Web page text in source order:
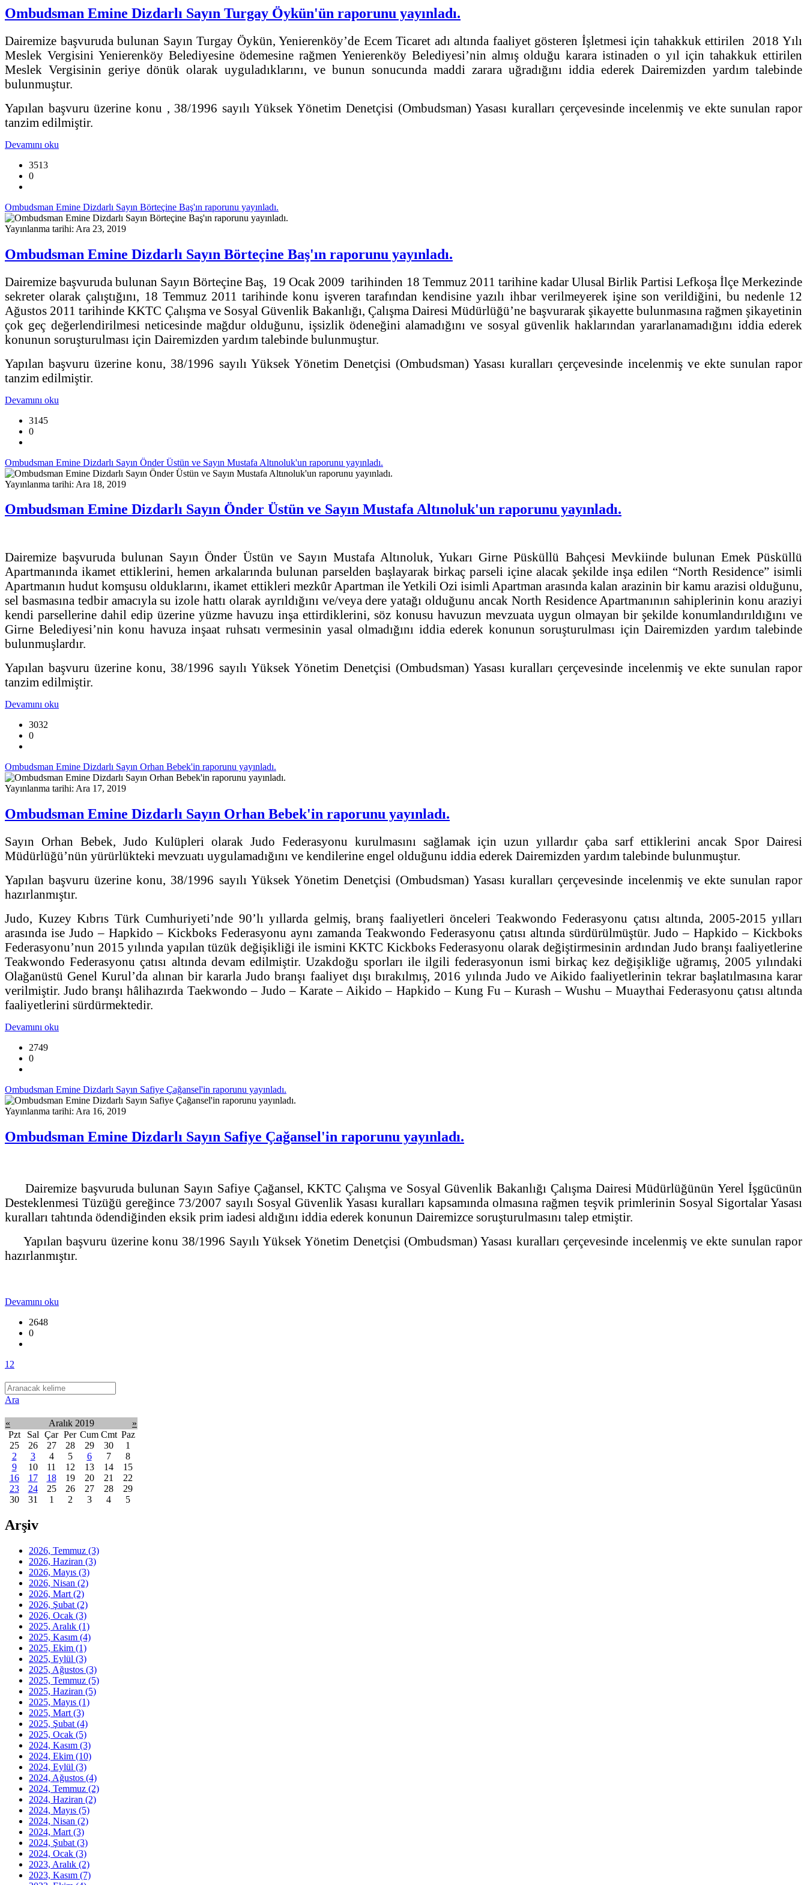
Ombudsman Emine Dizdarlı Sayın Turgay Öykün'ün raporunu yayınladı.
Dairemize başvuruda bulunan Sayın Turgay Öykün, Yenierenköy’de Ecem Ticaret adı altında faaliyet gösteren İşletmesi için tahakkuk ettirilen 2018 Yılı
Meslek Vergisini Yenierenköy Belediyesine ödemesine rağmen Yenierenköy Belediyesi’nin almış olduğu karara istinaden o yıl için tahakkuk ettirilen
Meslek Vergisinin geriye dönük olarak uyguladıklarını, ve bunun sonucunda maddi zarara uğradığını iddia ederek Dairemizden yardım talebinde
bulunmuştur.
Yapılan başvuru üzerine konu , 38/1996 sayılı Yüksek Yönetim Denetçisi (Ombudsman) Yasası kuralları çerçevesinde incelenmiş ve ekte sunulan rapor
tanzim edilmiştir.
Devamını oku
3513
0
Ombudsman Emine Dizdarlı Sayın Börteçine Baş'ın raporunu yayınladı.
Yayınlanma tarihi: Ara 23, 2019
Ombudsman Emine Dizdarlı Sayın Börteçine Baş'ın raporunu yayınladı.
Dairemize başvuruda bulunan Sayın Börteçine Baş, 19 Ocak 2009 tarihinden 18 Temmuz 2011 tarihine kadar Ulusal Birlik Partisi Lefkoşa İlçe Merkezinde
sekreter olarak çalıştığını, 18 Temmuz 2011 tarihinde konu işveren tarafından kendisine yazılı ihbar verilmeyerek işine son verildiğini, bu nedenle 12
Ağustos 2011 tarihinde KKTC Çalışma ve Sosyal Güvenlik Bakanlığı, Çalışma Dairesi Müdürlüğü’ne başvurarak şikayette bulunmasına rağmen şikayetinin
çok geç değerlendirilmesi neticesinde mağdur olduğunu, işsizlik ödeneğini alamadığını ve sosyal güvenlik haklarından yararlanamadığını iddia ederek
konunun soruşturulması için Dairemizden yardım talebinde bulunmuştur.
Yapılan başvuru üzerine konu, 38/1996 sayılı Yüksek Yönetim Denetçisi (Ombudsman) Yasası kuralları çerçevesinde incelenmiş ve ekte sunulan rapor
tanzim edilmiştir.
Devamını oku
3145
0
Ombudsman Emine Dizdarlı Sayın Önder Üstün ve Sayın Mustafa Altınoluk'un raporunu yayınladı.
Yayınlanma tarihi: Ara 18, 2019
Ombudsman Emine Dizdarlı Sayın Önder Üstün ve Sayın Mustafa Altınoluk'un raporunu yayınladı.
Dairemize başvuruda bulunan Sayın Önder Üstün ve Sayın Mustafa Altınoluk, Yukarı Girne Püsküllü Bahçesi Mevkiinde bulunan Emek Püsküllü
Apartmanında ikamet ettiklerini, hemen arkalarında bulunan parselden başlayarak birkaç parseli içine alacak şekilde inşa edilen “North Residence” isimli
Apartmanın hudut komşusu olduklarını, ikamet ettikleri mezkûr Apartman ile Yetkili Ozi isimli Apartman arasında kalan arazinin bir kamu arazisi olduğunu,
sel basmasına tedbir amacıyla su izole hattı olarak ayrıldığını ve/veya dere yatağı olduğunu ancak North Residence Apartmanının sahiplerinin konu araziyi
kendi parsellerine dahil edip üzerine yüzme havuzu inşa ettirdiklerini, söz konusu havuzun mevzuata uygun olmayan bir şekilde konumlandırıldığını ve
Girne Belediyesi’nin konu havuza inşaat ruhsatı vermesinin yasal olmadığını iddia ederek konunun soruşturulması için Dairemizden yardım talebinde
bulunmuşlardır.
Yapılan başvuru üzerine konu, 38/1996 sayılı Yüksek Yönetim Denetçisi (Ombudsman) Yasası kuralları çerçevesinde incelenmiş ve ekte sunulan rapor
tanzim edilmiştir.
Devamını oku
3032
0
Ombudsman Emine Dizdarlı Sayın Orhan Bebek'in raporunu yayınladı.
Yayınlanma tarihi: Ara 17, 2019
Ombudsman Emine Dizdarlı Sayın Orhan Bebek'in raporunu yayınladı.
Sayın Orhan Bebek, Judo Kulüpleri olarak Judo Federasyonu kurulmasını sağlamak için uzun yıllardır çaba sarf ettiklerini ancak Spor Dairesi
Müdürlüğü’nün yürürlükteki mevzuatı uygulamadığını ve kendilerine engel olduğunu iddia ederek Dairemizden yardım talebinde bulunmuştur.
Yapılan başvuru üzerine konu, 38/1996 sayılı Yüksek Yönetim Denetçisi (Ombudsman) Yasası kuralları çerçevesinde incelenmiş ve ekte sunulan rapor
hazırlanmıştır.
Judo, Kuzey Kıbrıs Türk Cumhuriyeti’nde 90’lı yıllarda gelmiş, branş faaliyetleri önceleri Teakwondo Federasyonu çatısı altında, 2005-2015 yılları
arasında ise Judo – Hapkido – Kickboks Federasyonu aynı zamanda Teakwondo Federasyonu çatısı altında sürdürülmüştür. Judo – Hapkido – Kickboks
Federasyonu’nun 2015 yılında yapılan tüzük değişikliği ile ismini KKTC Kickboks Federasyonu olarak değiştirmesinin ardından Judo branşı faaliyetlerine
Teakwondo Federasyonu çatısı altında devam edilmiştir. Uzakdoğu sporları ile ilgili federasyonun ismi birkaç kez değişikliğe uğramış, 2005 yılındaki
Olağanüstü Genel Kurul’da alınan bir kararla Judo branşı faaliyet dışı bırakılmış, 2016 yılında Judo ve Aikido faaliyetlerinin tekrar başlatılmasına karar
verilmiştir. Judo branşı hâlihazırda Taekwondo – Judo – Karate – Aikido – Hapkido – Kung Fu – Kurash – Wushu – Muaythai Federasyonu çatısı altında
faaliyetlerini sürdürmektedir.
Devamını oku
2749
0
Ombudsman Emine Dizdarlı Sayın Safiye Çağansel'in raporunu yayınladı.
Yayınlanma tarihi: Ara 16, 2019
Ombudsman Emine Dizdarlı Sayın Safiye Çağansel'in raporunu yayınladı.
Dairemize başvuruda bulunan Sayın Safiye Çağansel, KKTC Çalışma ve Sosyal Güvenlik Bakanlığı Çalışma Dairesi Müdürlüğünün Yerel İşgücünün
Desteklenmesi Tüzüğü gereğince 73/2007 sayılı Sosyal Güvenlik Yasası kuralları kapsamında olmasına rağmen teşvik primlerinin Sosyal Sigortalar Yasası
kuralları tahtında ödendiğinden eksik prim iadesi aldığını iddia ederek konunun Dairemizce soruşturulmasını talep etmiştir.
Yapılan başvuru üzerine konu 38/1996 Sayılı Yüksek Yönetim Denetçisi (Ombudsman) Yasası kuralları çerçevesinde incelenmiş ve ekte sunulan rapor
hazırlanmıştır.
Devamını oku
2648
0
1 2
Ara
« Aralık 2019
»
Pzt
Sal Çar Per Cum Cmt Paz
25
26 27 28 29 30
1
2
3 4 5 6 7
8
9
10 11 12 13 14
15
16
17 18 19 20 21
22
23
24 25 26 27 28
29
30
31 1 2 3 4 5
Arşiv
2026, Temmuz (3)
2026, Haziran (3)
2026, Mayıs (3)
2026, Nisan (2)
2026, Mart (2)
2026, Şubat (2)
2026, Ocak (3)
2025, Aralık (1)
2025, Kasım (4)
2025, Ekim (1)
2025, Eylül (3)
2025, Ağustos (3)
2025, Temmuz (5)
2025, Haziran (5)
2025, Mayıs (1)
2025, Mart (3)
2025, Şubat (4)
2025, Ocak (5)
2024, Kasım (3)
2024, Ekim (10)
2024, Eylül (3)
2024, Ağustos (4)
2024, Temmuz (2)
2024, Haziran (2)
2024, Mayıs (5)
2024, Nisan (2)
2024, Mart (3)
2024, Şubat (3)
2024, Ocak (3)
2023, Aralık (2)
2023, Kasım (7)